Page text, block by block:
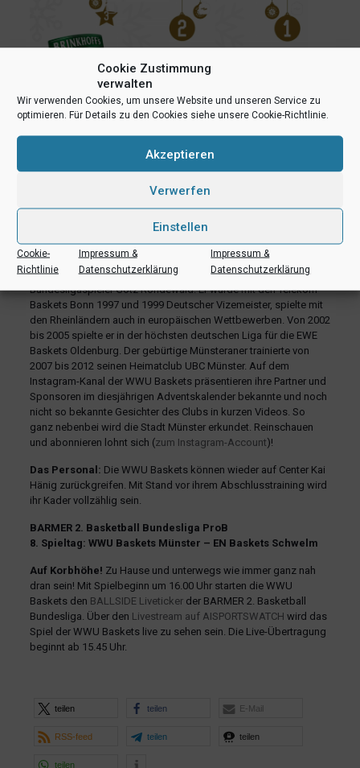
Cookie Zustimmung
verwalten
Wir verwenden Cookies, um unsere Website und unseren Service zu
optimieren. Für Details zu den Cookies siehe unsere Cookie-Richtlinie.
Akzeptieren
Verwerfen
Einstellen
Cookie-
Richtlinie
Impressum &
Datenschutzerklärung
Impressum &
Datenschutzerklärung
Auch diese Liga-Partie müssen die WWU Baskets ohne
Zuschauer in der Halle Berg Fidel bestreiten. Dafür schnüren die
Münsteraner aber Alternativpakete für Fans und Sponsoren.
Hochkarätiger Gast am Mikrofon im Livestream ist der frühere
Bundesligaspieler Götz Rohdewald. Er wurde mit den Telekom
Baskets Bonn 1997 und 1999 Deutscher Vizemeister, spielte mit
den Rheinländern auch in europäischen Wettbewerben. Von 2002
bis 2005 spielte er in der höchsten deutschen Liga für die EWE
Baskets Oldenburg. Der gebürtige Münsteraner trainierte von
2007 bis 2012 seinen Heimatclub UBC Münster. Auf dem
Instagram-Kanal der WWU Baskets präsentieren ihre Partner und
Sponsoren im diesjährigen Adventskalender bekannte und noch
nicht so bekannte Gesichter des Clubs in kurzen Videos. So
ganz nebenbei wird die Stadt Münster erkundet. Reinschauen
und abonnieren lohnt sich (zum Instagram-Account)!
Das Personal: Die WWU Baskets können wieder auf Center Kai
Hänig zurückgreifen. Mit Stand vor ihrem Abschlusstraining wird
ihr Kader vollzählig sein.
BARMER 2. Basketball Bundesliga ProB
8. Spieltag: WWU Baskets Münster – EN Baskets Schwelm
Auf Korbhöhe! Zu Hause und unterwegs wie immer ganz nah
dran sein! Mit Spielbeginn um 16.00 Uhr starten die WWU
Baskets den BALLSIDE Livetickerder BARMER 2. Basketball
Bundesliga. Über den Livestream auf AISPORTSWATCH wird das
Spiel der WWU Baskets live zu sehen sein. Die Live-Übertragung
beginnt ab 15.45 Uhr.
teilen teilen E-Mail
RSS-feed teilen teilen
teilen